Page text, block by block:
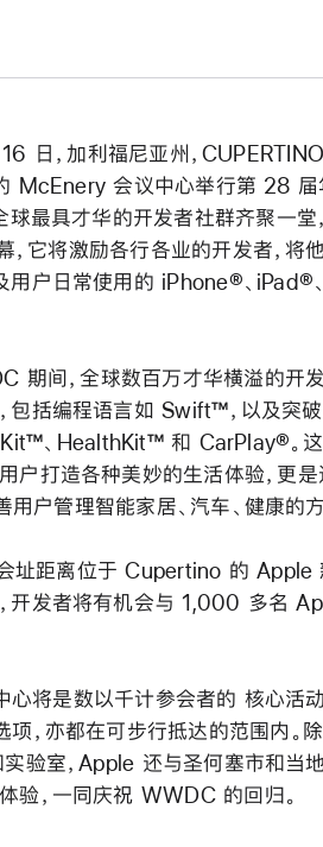
日，加利福尼亚州，
McEnery 会议中心举行第 28 届
球最具才华的开发者社群齐聚一堂
它将激励各行各业的开发者，将
用户日常使用的 iPhone®、
期间，全球数百万才华横溢的开
包括编程语言如 Swift™，以及突
、HealthKit™ 和 CarPlay®。
户打造各种美妙的生活体验，更
用户管理智能家居、汽车、健康的方
距离位于 Cupertino 的 Apple
开发者将有机会与 1,000 多名
将是数以千计参会者的 核心活
项，亦都在可步行抵达的范围内。
实验室，Apple 还与圣何塞市和当
验，一同庆祝 WWDC 的回归。